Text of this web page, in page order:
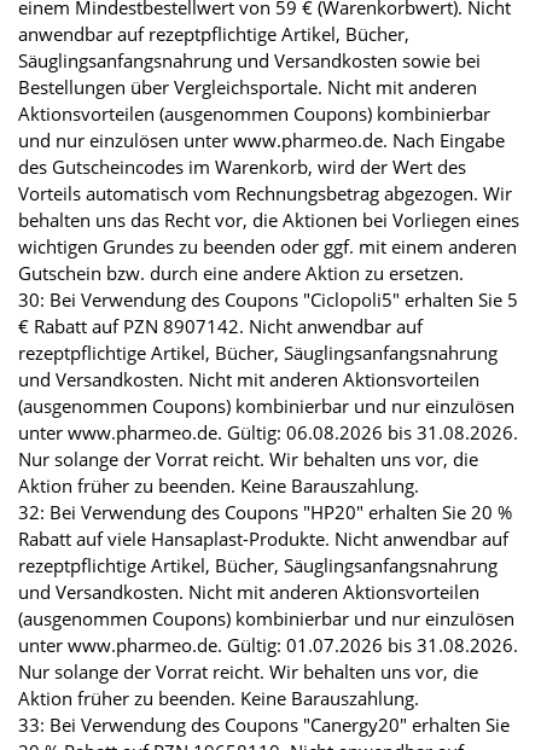
einem Mindestbestellwert von 59 € (Warenkorbwert). Nicht
anwendbar auf rezeptpflichtige Artikel, Bücher,
Säuglingsanfangsnahrung und Versandkosten sowie bei
Bestellungen über Vergleichsportale. Nicht mit anderen
Aktionsvorteilen (ausgenommen Coupons) kombinierbar
und nur einzulösen unter www.pharmeo.de. Nach Eingabe
des Gutscheincodes im Warenkorb, wird der Wert des
Vorteils automatisch vom Rechnungsbetrag abgezogen. Wir
behalten uns das Recht vor, die Aktionen bei Vorliegen eines
wichtigen Grundes zu beenden oder ggf. mit einem anderen
Gutschein bzw. durch eine andere Aktion zu ersetzen.
30: Bei Verwendung des Coupons "Ciclopoli5" erhalten Sie 5
€ Rabatt auf PZN 8907142. Nicht anwendbar auf
rezeptpflichtige Artikel, Bücher, Säuglingsanfangsnahrung
und Versandkosten. Nicht mit anderen Aktionsvorteilen
(ausgenommen Coupons) kombinierbar und nur einzulösen
unter www.pharmeo.de. Gültig: 06.08.2026 bis 31.08.2026.
Nur solange der Vorrat reicht. Wir behalten uns vor, die
Aktion früher zu beenden. Keine Barauszahlung.
32: Bei Verwendung des Coupons "HP20" erhalten Sie 20 %
Rabatt auf viele Hansaplast-Produkte. Nicht anwendbar auf
rezeptpflichtige Artikel, Bücher, Säuglingsanfangsnahrung
und Versandkosten. Nicht mit anderen Aktionsvorteilen
(ausgenommen Coupons) kombinierbar und nur einzulösen
unter www.pharmeo.de. Gültig: 01.07.2026 bis 31.08.2026.
Nur solange der Vorrat reicht. Wir behalten uns vor, die
Aktion früher zu beenden. Keine Barauszahlung.
33: Bei Verwendung des Coupons "Canergy20" erhalten Sie